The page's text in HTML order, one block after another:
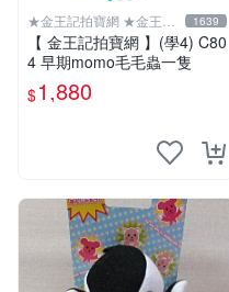
★金王記拍寶網 ★金王記
拍寶趣
1639
【 金王記拍寶網 】(學4) C80
4 早期momo毛毛蟲一隻
$1,880